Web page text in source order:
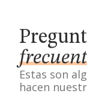
Estas son
hacen